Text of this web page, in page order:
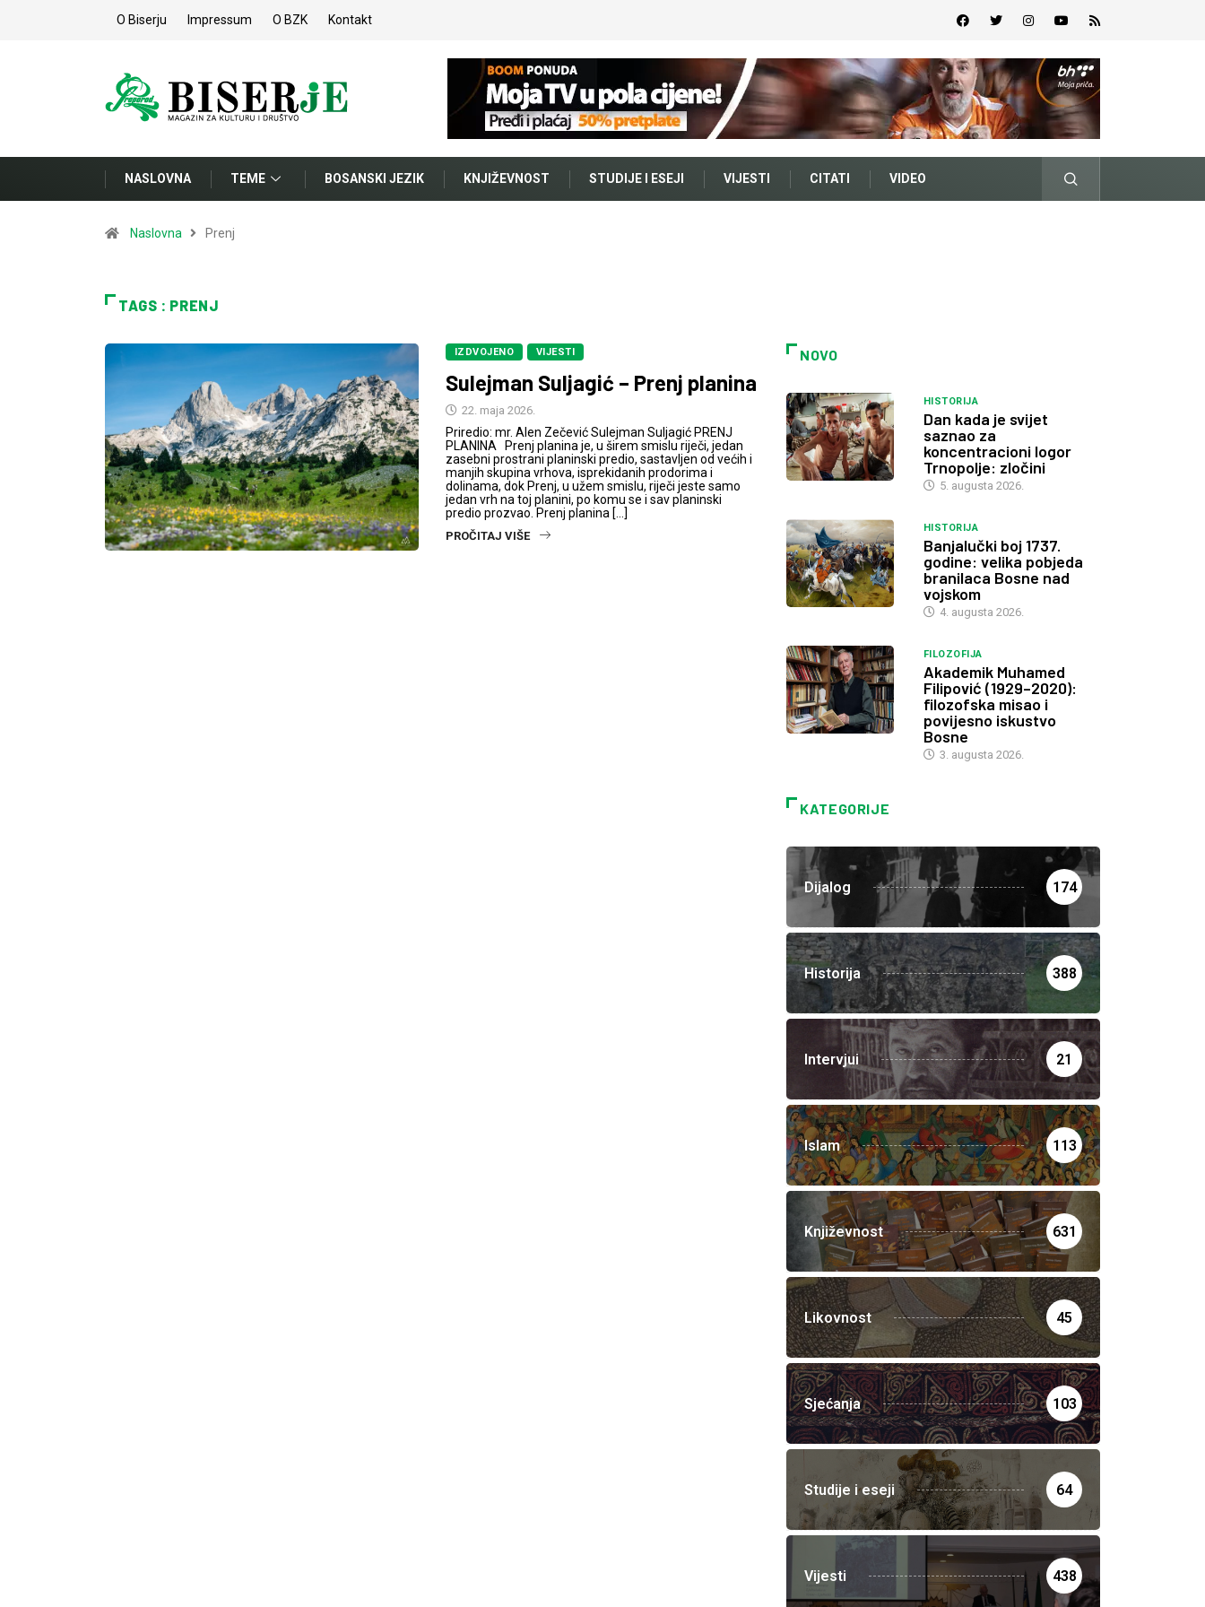
O Biserju Impressum O BZK Kontakt
NASLOVNA TEME BOSANSKI JEZIK KNJIŽEVNOST STUDIJE I ESEJI VIJESTI CITATI VIDEO
Naslovna Prenj
TAGS : PRENJ
IZDVOJENO VIJESTI
Sulejman Suljagić – Prenj planina
22. maja 2026.
Priredio: mr. Alen Zečević Sulejman Suljagić PRENJ
PLANINA Prenj planina je, u širem smislu riječi, jedan
zasebni prostrani planinski predio, sastavljen od većih i
manjih skupina vrhova, isprekidanih prodorima i
dolinama, dok Prenj, u užem smislu, riječi jeste samo
jedan vrh na toj planini, po komu se i sav planinski
predio prozvao. Prenj planina […]
PROČITAJ VIŠE
NOVO
HISTORIJA
Dan kada je svijet
saznao za
koncentracioni logor
Trnopolje: zločini
5. augusta 2026.
HISTORIJA
Banjalučki boj 1737.
godine: velika pobjeda
branilaca Bosne nad
vojskom
4. augusta 2026.
FILOZOFIJA
Akademik Muhamed
Filipović (1929–2020):
filozofska misao i
povijesno iskustvo
Bosne
3. augusta 2026.
KATEGORIJE
Dijalog 174
Historija 388
Intervjui 21
Islam 113
Književnost 631
Likovnost 45
Sjećanja 103
Studije i eseji 64
Vijesti 438